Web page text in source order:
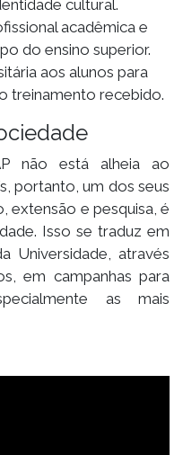
cultural.
acadêmica e
do ensino superior.
aos alunos para
treinamento recebido.
não está alheia ao
portanto, um dos seus
extensão e pesquisa, é
Isso se traduz em
Universidade, através
em campanhas para
as mais